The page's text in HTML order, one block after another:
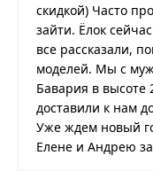
скидкой) Часто
зайти. Ёлок
все рассказали,
моделей. Мы с
Бавария в высоте
доставили к нам
Уже ждем новый
Елене и Андрею за